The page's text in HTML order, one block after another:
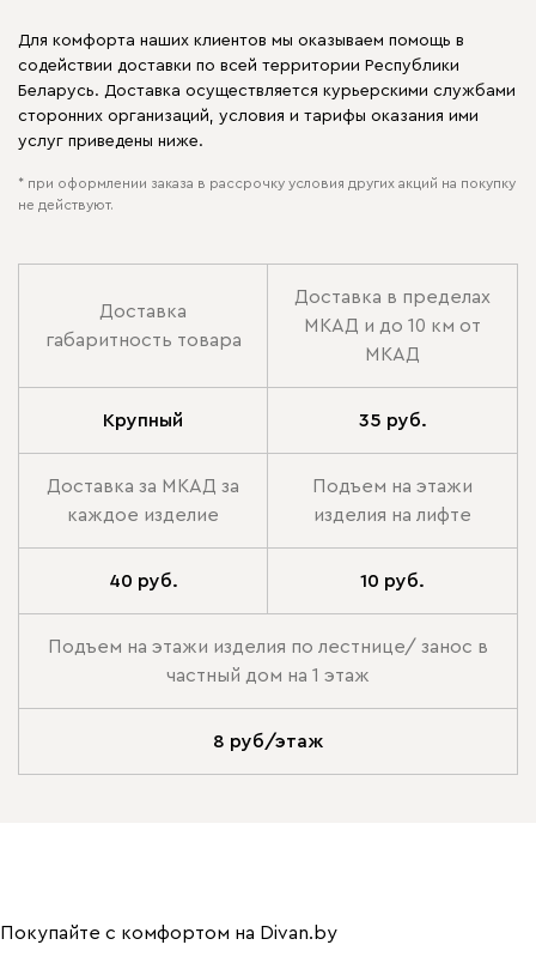
Для комфорта наших клиентов мы оказываем помощь в
содействии доставки по всей территории Республики
Беларусь. Доставка осуществляется курьерскими службами
сторонних организаций, условия и тарифы оказания ими
услуг приведены ниже.
* при оформлении заказа в рассрочку условия других акций на покупку
не действуют.
Доставка
габаритность товара
Доставка в пределах
МКАД и до 10 км от
МКАД
Крупный 35 руб.
Доставка за МКАД за
каждое изделие
Подъем на этажи
изделия на лифте
40 руб. 10 руб.
Подъем на этажи изделия по лестнице/ занос в
частный дом на 1 этаж
8 руб/этаж
Покупайте с комфортом на Divan.by